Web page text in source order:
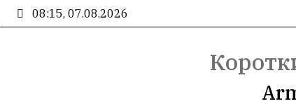
08:15, 07.08.2026